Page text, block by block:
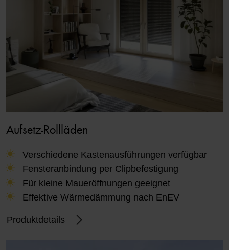
Aufsetz-Rollläden
Verschiedene Kastenausführungen verfügbar
Fensteranbindung per Clipbefestigung
Für kleine Maueröffnungen geeignet
Effektive Wärmedämmung nach EnEV
Produktdetails